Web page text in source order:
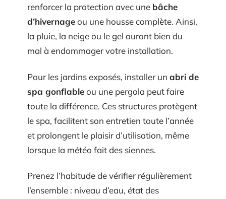
renforcer la protection avec une bâche
d’hivernageou une housse complète. Ainsi,
la pluie, la neige ou le gel auront bien du
mal à endommager votre installation.
Pour les jardins exposés, installer un abri de
spa gonflableou une pergola peut faire
toute la différence. Ces structures protègent
le spa, facilitent son entretien toute l’année
et prolongent le plaisir d’utilisation, même
lorsque la météo fait des siennes.
Prenez l’habitude de vérifier régulièrement
l’ensemble : niveau d’eau, état des